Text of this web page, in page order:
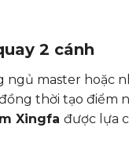
2 cánh
master hoặc
thời tạo điểm
Xingfa được lựa